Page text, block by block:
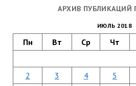
АРХИВ ПУБЛИКАЦИЙ
ИЮЛЬ 2018
Пн Вт Ср Чт
2
3 4 5